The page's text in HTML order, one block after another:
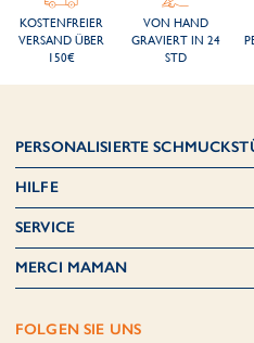
KOSTENFREIER
VERSAND ÜBER
150€
VON HAND
GRAVIERT IN 24
STD
PERSONALISIERTE
HILFE
SERVICE
MERCI MAMAN
FOLGEN SIE UNS